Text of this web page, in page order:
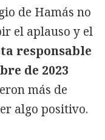
de Hamás no
el aplauso y el
responsable
de 2023
más de
algo positivo.